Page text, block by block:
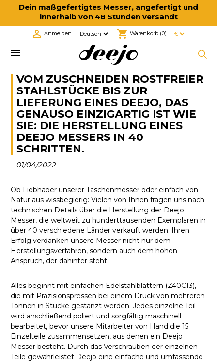
Dein maßgefertigtes Messer, angefertigt und
innerhalb von 48 Stunden versandt
shopping_cart Warenkorb (0)
 Anmelden

VOM ZUSCHNEIDEN ROSTFREIER
STAHLSTÜCKE BIS ZUR
LIEFERUNG EINES DEEJO, DAS
GENAUSO EINZIGARTIG IST WIE
SIE: DIE HERSTELLUNG EINES
DEEJO MESSERS IN 40
SCHRITTEN.
01/04/2022
Ob Liebhaber unserer Taschenmesser oder einfach von
Natur aus wissbegierig: Vielen von Ihnen fragen uns nach
technischen Details über die Herstellung der Deejo
Messer, die weltweit zu hunderttausenden Exemplaren in
über 40 verschiedene Länder verkauft werden. Ihren
Erfolg verdanken unsere Messer nicht nur dem
Herstellungsverfahren, sondern auch dem hohen
Anspruch, der dahinter steht.
Alles beginnt mit einfachen Edelstahlblättern (Z40C13),
die mit Präzisionspressen bei einem Druck von mehreren
Tonnen in Stücke gestanzt werden. Jedes einzelne Teil
wird anschließend poliert und sorgfältig maschinell
bearbeitet, bevor unsere Mitarbeiter von Hand die 15
Einzelteile zusammensetzen, aus denen ein Deejo
Messer besteht. Durch das Verschrauben der einzelnen
Teile gewährleistet Deejo eine einfache und umfassende